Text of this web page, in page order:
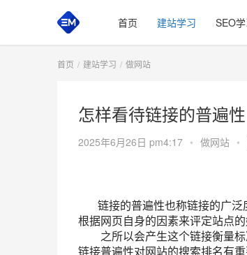
首页 建站学习 SEO
首页 建站学习 做网站
怎样看待链接的普遍性
2025年6月26日 pm4:17 • 做网站 •
链接的普遍性也称链接的广泛
根据网页自身的因素来评定站点
之所以会产生这个链接衡量标
链接普遍性对网站的搜索排名有